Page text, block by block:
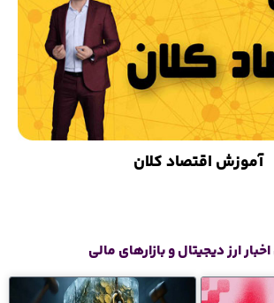
آموزش اقتصاد کلان
ارز دیجیتال و بازارهای مالی